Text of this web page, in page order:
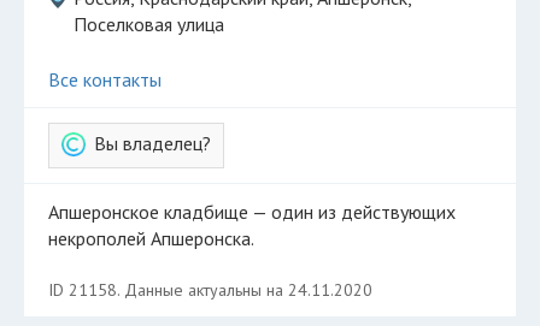
Поселковая улица
Все контакты
Вы владелец?
Апшеронское кладбище — один из действующих
некрополей Апшеронска.
ID 21158. Данные актуальны на 24.11.2020